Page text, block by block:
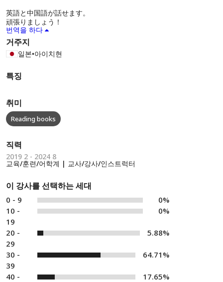
英語と中国語が話せます。
頑張りましょう！
번역을 하다
거주지
일본•아이치현
특징
취미
Reading books
직력
2019 2 - 2024 8
교육/훈련/어학계 | 교사/강사/인스트럭터
이 강사를 선택하는 세대
0 - 9
0%
10 -
19
0%
20 -
29
5.88%
30 -
39
64.71%
40 -
17.65%